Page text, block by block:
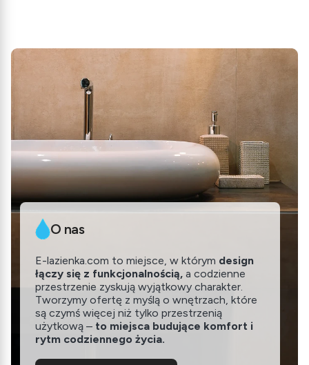
O nas
E-lazienka.com to miejsce, w którym design
łączy się z funkcjonalnością, a codzienne
przestrzenie zyskują wyjątkowy charakter.
Tworzymy ofertę z myślą o wnętrzach, które
są czymś więcej niż tylko przestrzenią
użytkową – to miejsca budujące komfort i
rytm codziennego życia.